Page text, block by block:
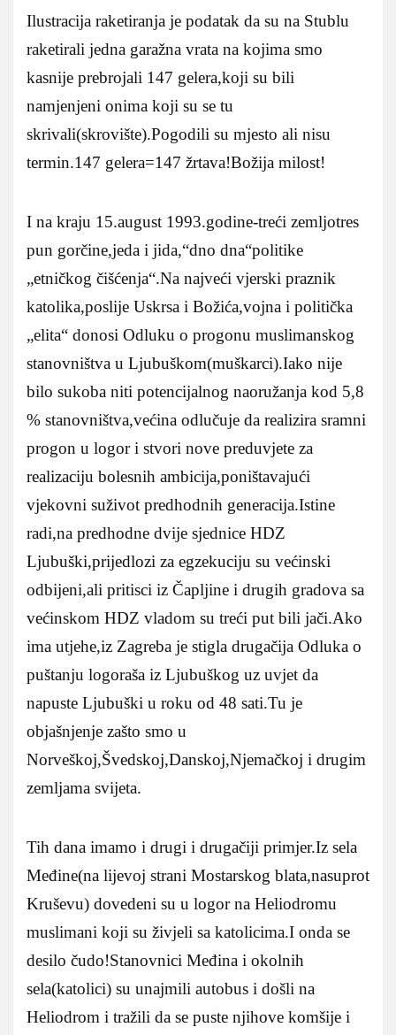
Ilustracija raketiranja je podatak da su na Stublu
raketirali jedna garažna vrata na kojima smo
kasnije prebrojali 147 gelera,koji su bili
namjenjeni onima koji su se tu
skrivali(skrovište).Pogodili su mjesto ali nisu
termin.147 gelera=147 žrtava!Božija milost!
I na kraju 15.august 1993.godine-treći zemljotres
pun gorčine,jeda i jida,“dno dna“politike
„etničkog čišćenja“.Na najveći vjerski praznik
katolika,poslije Uskrsa i Božića,vojna i politička
„elita“ donosi Odluku o progonu muslimanskog
stanovništva u Ljubuškom(muškarci).Iako nije
bilo sukoba niti potencijalnog naoružanja kod 5,8
% stanovništva,većina odlučuje da realizira sramni
progon u logor i stvori nove preduvjete za
realizaciju bolesnih ambicija,poništavajući
vjekovni suživot predhodnih generacija.Istine
radi,na predhodne dvije sjednice HDZ
Ljubuški,prijedlozi za egzekuciju su većinski
odbijeni,ali pritisci iz Čapljine i drugih gradova sa
većinskom HDZ vladom su treći put bili jači.Ako
ima utjehe,iz Zagreba je stigla drugačija Odluka o
puštanju logoraša iz Ljubuškog uz uvjet da
napuste Ljubuški u roku od 48 sati.Tu je
objašnjenje zašto smo u
Norveškoj,Švedskoj,Danskoj,Njemačkoj i drugim
zemljama svijeta.
Tih dana imamo i drugi i drugačiji primjer.Iz sela
Međine(na lijevoj strani Mostarskog blata,nasuprot
Kruševu) dovedeni su u logor na Heliodromu
muslimani koji su živjeli sa katolicima.I onda se
desilo čudo!Stanovnici Međina i okolnih
sela(katolici) su unajmili autobus i došli na
Heliodrom i tražili da se puste njihove komšije i